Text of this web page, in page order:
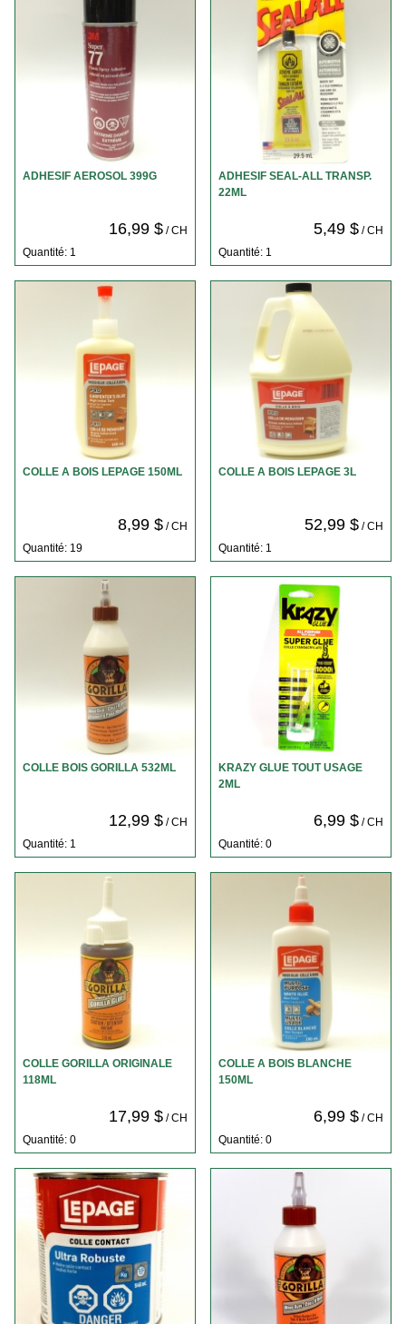
ADHESIF AEROSOL 399G
16,99 $/ CH
Quantité: 1
ADHESIF SEAL-ALL TRANSP.
22ML
5,49 $/ CH
Quantité: 1
COLLE A BOIS LEPAGE 150ML
8,99 $/ CH
Quantité: 19
COLLE A BOIS LEPAGE 3L
52,99 $/ CH
Quantité: 1
COLLE BOIS GORILLA 532ML
12,99 $/ CH
Quantité: 1
KRAZY GLUE TOUT USAGE
2ML
6,99 $/ CH
Quantité: 0
COLLE GORILLA ORIGINALE
118ML
17,99 $/ CH
Quantité: 0
COLLE A BOIS BLANCHE
150ML
6,99 $/ CH
Quantité: 0